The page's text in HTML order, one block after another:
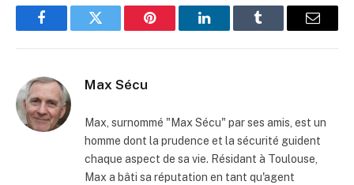
FacebookTwitter Pinterest LinkedInTumblr Email
Max Sécu
Max, surnommé "Max Sécu" par ses amis, est un
homme dont la prudence et la sécurité guident
chaque aspect de sa vie. Résidant à Toulouse,
Max a bâti sa réputation en tant qu'agent